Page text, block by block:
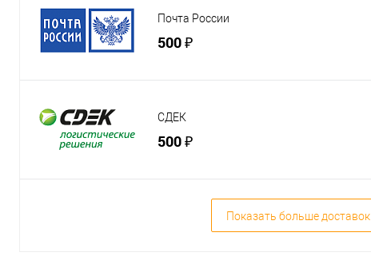
Почта России
500 ₽
СДЕК
500 ₽
Показать больше доставок